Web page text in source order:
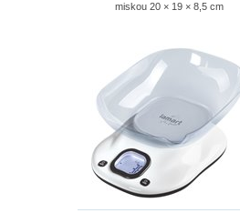
miskou 20 × 19 × 8,5 cm